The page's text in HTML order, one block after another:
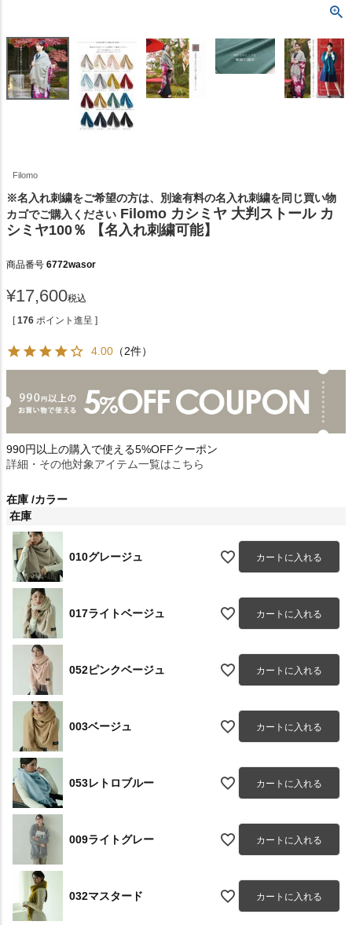
Filomo
※名入れ刺繍をご希望の方は、別途有料の名入れ刺繍を同じ買い物
カゴでご購入ください Filomo カシミヤ 大判ストール カ
シミヤ100％ 【名入れ刺繍可能】
商品番号 6772wasor
¥17,600税込
[ 176 ポイント進呈 ]
4.00 （2件）
990円以上の購入で使える5%OFFクーポン
詳細・その他対象アイテム一覧はこちら
在庫 カラー
在庫
010グレージュ カートに入れる
017ライトベージュ カートに入れる
052ピンクベージュ カートに入れる
003ベージュ カートに入れる
053レトロブルー カートに入れる
009ライトグレー カートに入れる
032マスタード カートに入れる